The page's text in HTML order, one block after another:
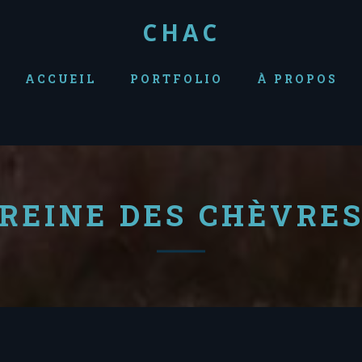
CHAC
ACCUEIL PORTFOLIO À PROPOS
DES